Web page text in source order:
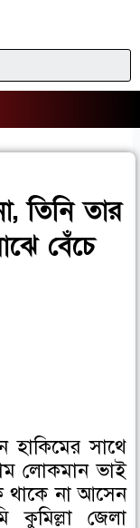
তিনি তার
বেঁচে
সাথে
লোকমান ভাই
থাকে না আসেন
জেলা